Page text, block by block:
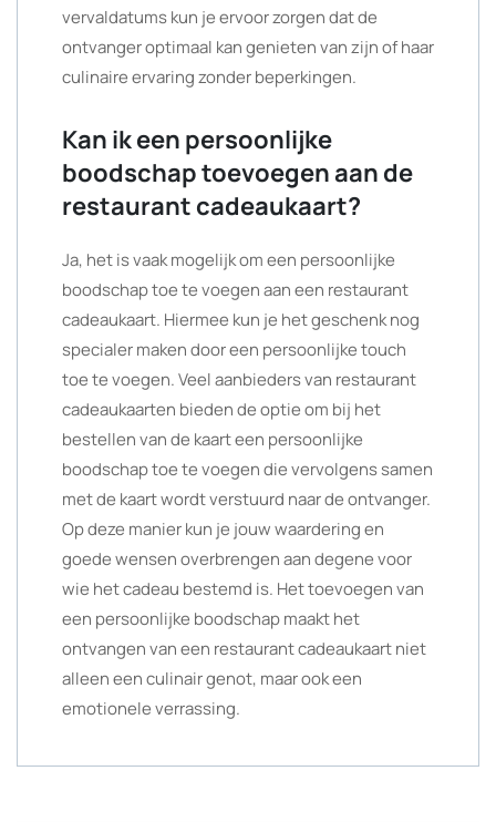
vervaldatums kun je ervoor zorgen dat de
ontvanger optimaal kan genieten van zijn of haar
culinaire ervaring zonder beperkingen.
Kan ik een persoonlijke
boodschap toevoegen aan de
restaurant cadeaukaart?
Ja, het is vaak mogelijk om een persoonlijke
boodschap toe te voegen aan een restaurant
cadeaukaart. Hiermee kun je het geschenk nog
specialer maken door een persoonlijke touch
toe te voegen. Veel aanbieders van restaurant
cadeaukaarten bieden de optie om bij het
bestellen van de kaart een persoonlijke
boodschap toe te voegen die vervolgens samen
met de kaart wordt verstuurd naar de ontvanger.
Op deze manier kun je jouw waardering en
goede wensen overbrengen aan degene voor
wie het cadeau bestemd is. Het toevoegen van
een persoonlijke boodschap maakt het
ontvangen van een restaurant cadeaukaart niet
alleen een culinair genot, maar ook een
emotionele verrassing.